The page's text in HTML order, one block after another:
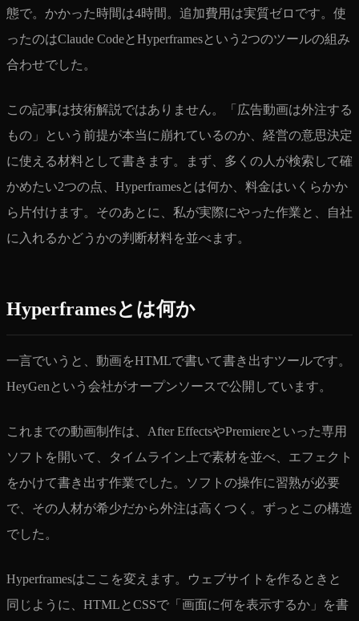
態で。かかった時間は4時間。追加費用は実質ゼロです。使
ったのはClaude CodeとHyperframesという2つのツールの組み
合わせでした。
この記事は技術解説ではありません。「広告動画は外注する
もの」という前提が本当に崩れているのか、経営の意思決定
に使える材料として書きます。まず、多くの人が検索して確
かめたい2つの点、Hyperframesとは何か、料金はいくらかか
ら片付けます。そのあとに、私が実際にやった作業と、自社
に入れるかどうかの判断材料を並べます。
Hyperframesとは何か
一言でいうと、動画をHTMLで書いて書き出すツールです。
HeyGenという会社がオープンソースで公開しています。
これまでの動画制作は、After EffectsやPremiereといった専用
ソフトを開いて、タイムライン上で素材を並べ、エフェクト
をかけて書き出す作業でした。ソフトの操作に習熟が必要
で、その人材が希少だから外注は高くつく。ずっとこの構造
でした。
Hyperframesはここを変えます。ウェブサイトを作るときと
同じように、HTMLとCSSで「画面に何を表示するか」を書